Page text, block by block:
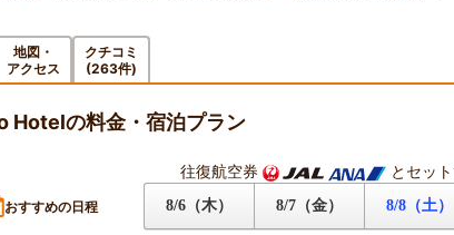
地図・
アクセス
クチコミ
(263件)
Hotelの料金・宿泊プラン
往復航空券 とセッ
おすすめの日程 8/6（木） 8/7（金） 8/8（土）